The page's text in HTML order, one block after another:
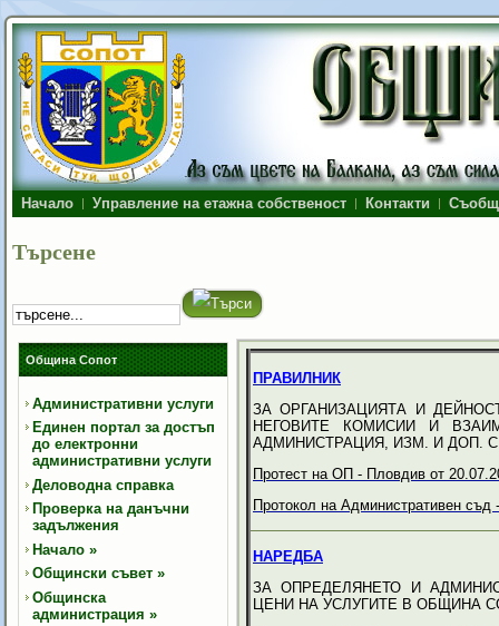
Начало Управление на етажна собственост Контакти
Търсене
Община Сопот
Административни услуги
Единен портал за достъп
до електронни
административни услуги
Деловодна справка
Проверка на данъчни
задължения
Начало »
Общински съвет »
Общинска
администрация »
ПРАВИЛНИК
ЗА ОРГАНИЗАЦИЯТА И
НЕГОВИТЕ КОМИСИИ И
АДМИНИСТРАЦИЯ, ИЗМ. И ДОП. С
Протест на ОП - Пловдив от
Протокол на Административен
НАРЕДБА
ЗА ОПРЕДЕЛЯНЕТО И
ЦЕНИ НА УСЛУГИТЕ В ОБЩИНА